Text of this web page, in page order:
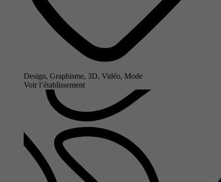
Design, Graphisme, 3D, Vidéo, Mode
Voir l’établissement